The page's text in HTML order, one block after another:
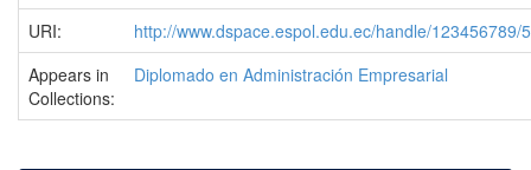
URI:
http://www.dspace.espol.edu.ec/handle/123456789/
Appears in
Collections:
Diplomado en Administración Empresarial